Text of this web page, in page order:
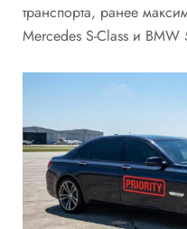
транспорта, ранее
Mercedes S-Class и